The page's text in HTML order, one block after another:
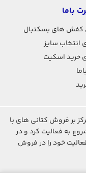
باما
کفش های بسکتبال
انتخاب سایز
خرید اسکیت
اسپرت باما در سال 1394 با تمرکز بر فروش کتانی های با
به فعالیت کرد و در
فعالیت خود را در فروش